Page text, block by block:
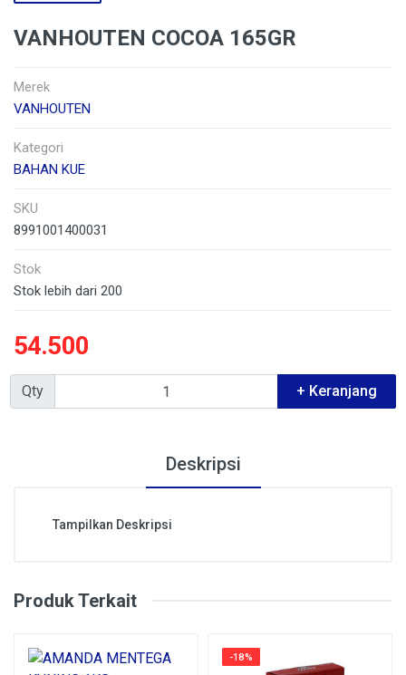
VANHOUTEN COCOA 165GR
Merek
VANHOUTEN
Kategori
BAHAN KUE
SKU
8991001400031
Stok
Stok lebih dari 200
54.500
Qty + Keranjang
Deskripsi
Tampilkan Deskripsi
Produk Terkait
-18%